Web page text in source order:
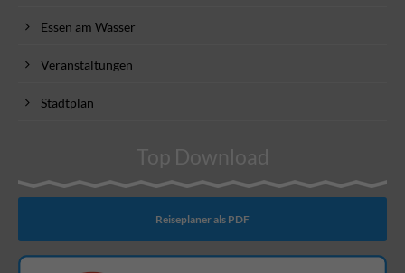
Essen am Wasser
Veranstaltungen
Stadtplan
Top Download
Reiseplaner als PDF